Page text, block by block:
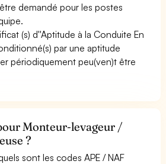
demandé pour les postes
(s) d''Aptitude à la Conduite En
par une aptitude
périodiquement peu(ven)t être
Monteur-levageur /
?
sont les codes APE / NAF